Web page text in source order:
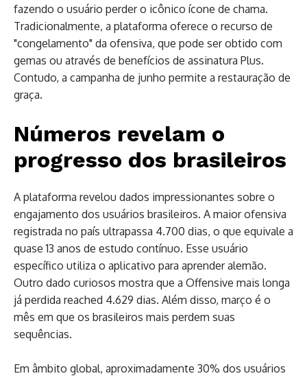
fazendo o usuário perder o icônico ícone de chama.
Tradicionalmente, a plataforma oferece o recurso de
"congelamento" da ofensiva, que pode ser obtido com
gemas ou através de benefícios de assinatura Plus.
Contudo, a campanha de junho permite a restauração de
graça.
Números revelam o
progresso dos brasileiros
A plataforma revelou dados impressionantes sobre o
engajamento dos usuários brasileiros. A maior ofensiva
registrada no país ultrapassa 4.700 dias, o que equivale a
quase 13 anos de estudo contínuo. Esse usuário
específico utiliza o aplicativo para aprender alemão.
Outro dado curiosos mostra que a Offensive mais longa
já perdida reached 4.629 dias. Além disso, março é o
mês em que os brasileiros mais perdem suas
sequências.
Em âmbito global, aproximadamente 30% dos usuários